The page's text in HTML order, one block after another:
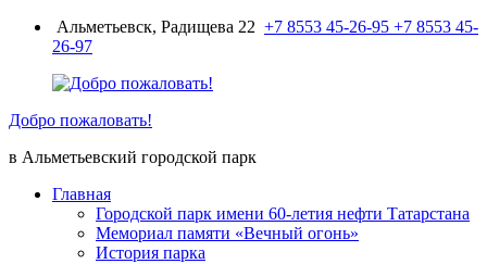
ПерейтиАльметьевск, Радищева 22 +7 8553 45-26-95 +7 8553 45-
26-97
Добро пожаловать!
в Альметьевский городской парк
Главная
Городской парк имени 60-летия нефти Татарстана
Мемориал памяти «Вечный огонь»
История парка